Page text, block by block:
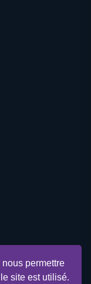
permettre
site est utilisé.